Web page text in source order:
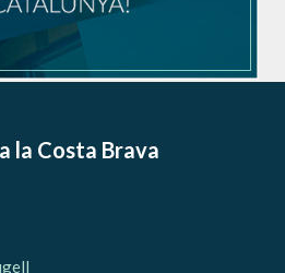
a la Costa Brava